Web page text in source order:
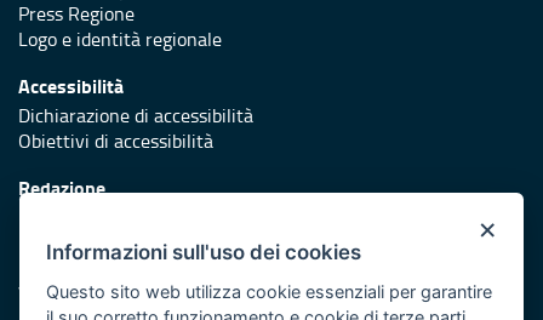
Press Regione
Logo e identità regionale
Accessibilità
Dichiarazione di accessibilità
Obiettivi di accessibilità
Redazione
Protezione civile
Vai al sito di Protezione Civile Puglia
×
Informazioni sull'uso dei cookies
Questo sito web utilizza cookie essenziali per garantire